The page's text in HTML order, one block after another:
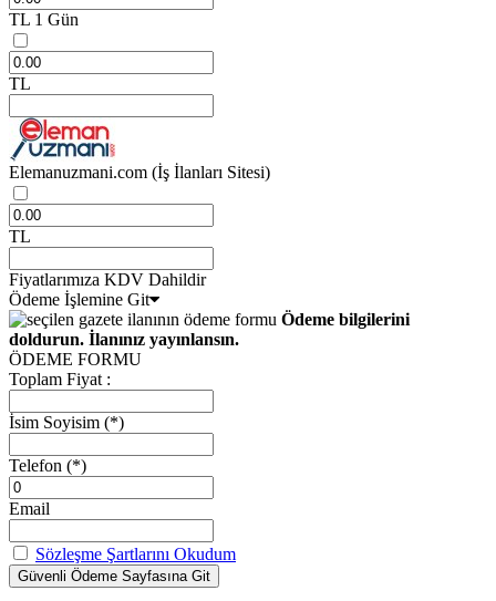
TL 1 Gün
TL
Elemanuzmani.com (İş İlanları Sitesi)
TL
Fiyatlarımıza KDV Dahildir
Ödeme İşlemine Git
Ödeme bilgilerini
doldurun. İlanınız yayınlansın.
ÖDEME FORMU
Toplam Fiyat :
İsim Soyisim (*)
Telefon (*)
Email
Sözleşme Şartlarını Okudum